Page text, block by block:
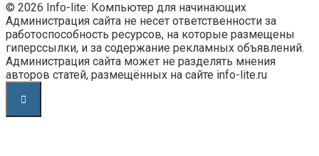
© 2026 Info-lite: Компьютер для начинающих
Администрация сайта не несет ответственности за
работоспособность ресурсов, на которые размещены
гиперссылки, и за содержание рекламных объявлений.
Администрация сайта может не разделять мнения
авторов статей, размещённых на сайте info-lite.ru